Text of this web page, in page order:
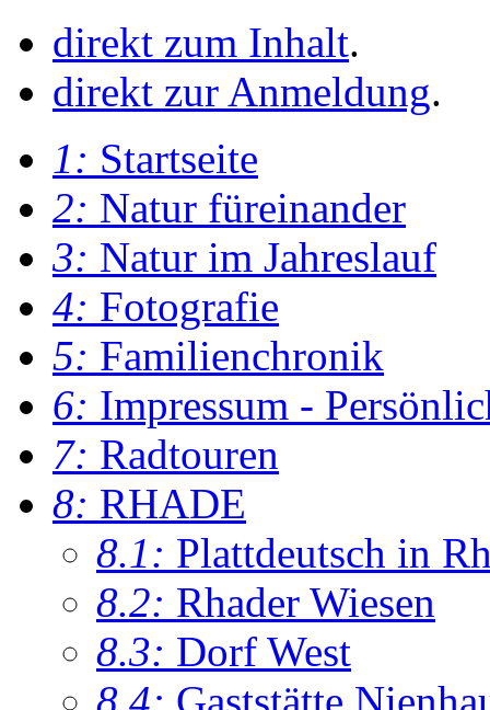
direkt zum Inhalt.
direkt zur Anmeldung.
1: Startseite
2: Natur füreinander
3: Natur im Jahreslauf
4: Fotografie
5: Familienchronik
6: Impressum -
7: Radtouren
8: RHADE
8.1: Plattdeutsch in
8.2: Rhader Wiesen
8.3: Dorf West